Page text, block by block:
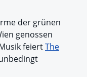
der grünen
genossen
feiertThe